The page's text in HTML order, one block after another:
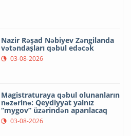
Nazir Rəşad Nəbiyev Zəngilanda
vətəndaşları qəbul edəcək
03-08-2026
Magistraturaya qəbul olunanların
nəzərinə: Qeydiyyat yalnız
“mygov” üzərindən aparılacaq
03-08-2026